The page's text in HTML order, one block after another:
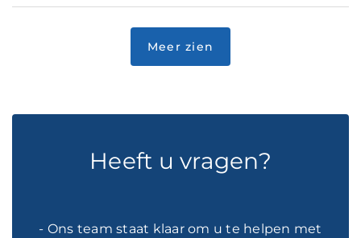
Heeft u vragen?
- Ons team staat klaar om u te helpen met